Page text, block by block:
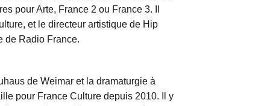
pour Arte, France 2 ou France 3. Il
et le directeur artistique de Hip
de Radio France.
de Weimar et la dramaturgie à
pour France Culture depuis 2010. Il y